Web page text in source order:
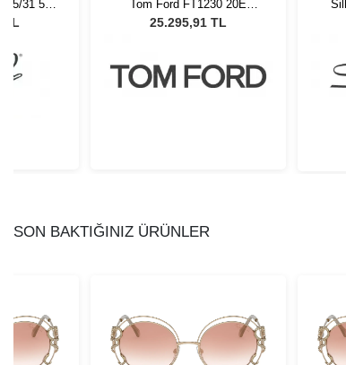
95/31 55
TL
Tom Ford FT1230 20E
Unisex Güneş Gözlüğü
25.295,91 TL
SON BAKTIĞINIZ ÜRÜNLER